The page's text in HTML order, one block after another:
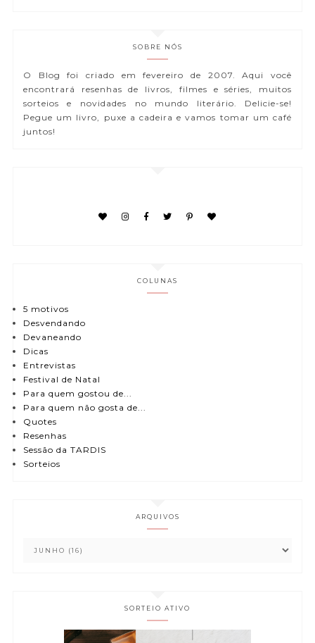
SOBRE NÓS
O Blog foi criado em fevereiro de 2007. Aqui você
encontrará resenhas de livros, filmes e séries, muitos
sorteios e novidades no mundo literário. Delicie-se!
Pegue um livro, puxe a cadeira e vamos tomar um café
juntos!
COLUNAS
5 motivos
Desvendando
Devaneando
Dicas
Entrevistas
Festival de Natal
Para quem gostou de...
Para quem não gosta de...
Quotes
Resenhas
Sessão da TARDIS
Sorteios
ARQUIVOS
SORTEIO ATIVO